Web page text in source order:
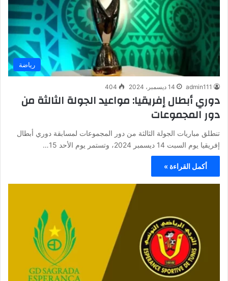
رياضة
admin111 14 ديسمبر، 2024 404
دوري أبطال إفريقيا: مواعيد الجولة الثالثة من
دور المجموعات
تنطلق مباريات الجولة الثالثة من دور المجموعات لمسابقة دوري أبطال
إفريقيا يوم السبت 14 ديسمبر 2024، وتستمر يوم الأحد 15…
أكمل القراءة »